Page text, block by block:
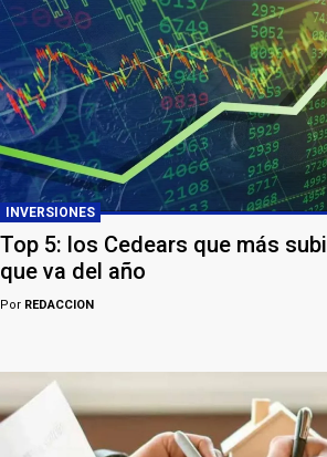
INVERSIONES
Top 5: los Cedears que más
que va del año
Por REDACCION